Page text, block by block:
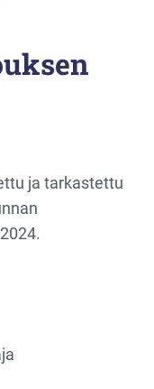
ja tarkastettu